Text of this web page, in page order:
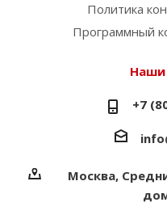
Политика
Программный
Наши
+7
Москва,